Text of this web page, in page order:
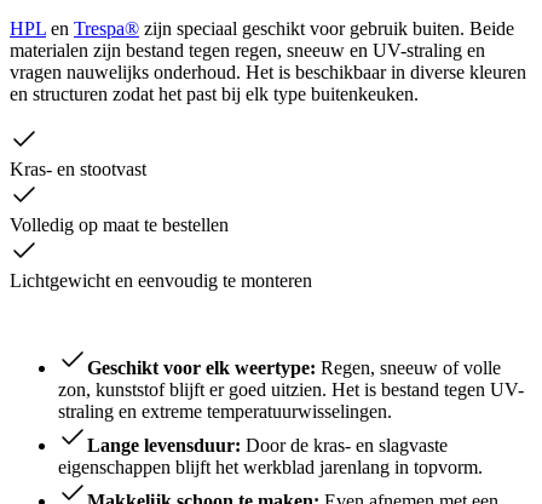
HPL en Trespa® zijn speciaal geschikt voor gebruik buiten. Beide
materialen zijn bestand tegen regen, sneeuw en UV-straling en
vragen nauwelijks onderhoud. Het is beschikbaar in diverse kleuren
en structuren zodat het past bij elk type buitenkeuken.
Kras- en stootvast
Volledig op maat te bestellen
Lichtgewicht en eenvoudig te monteren
Geschikt voor elk weertype: Regen, sneeuw of volle
zon, kunststof blijft er goed uitzien. Het is bestand tegen UV-
straling en extreme temperatuurwisselingen.
Lange levensduur: Door de kras- en slagvaste
eigenschappen blijft het werkblad jarenlang in topvorm.